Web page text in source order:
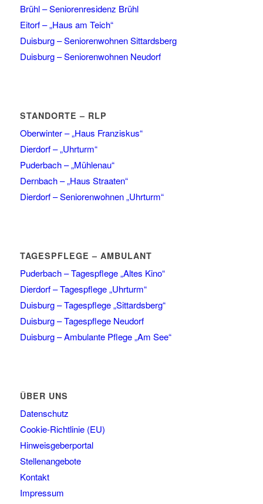
Brühl – Seniorenresidenz Brühl
Eitorf – „Haus am Teich“
Duisburg – Seniorenwohnen Sittardsberg
Duisburg – Seniorenwohnen Neudorf
STANDORTE – RLP
Oberwinter – „Haus Franziskus“
Dierdorf – „Uhrturm“
Puderbach – „Mühlenau“
Dernbach – „Haus Straaten“
Dierdorf – Seniorenwohnen „Uhrturm“
TAGESPFLEGE – AMBULANT
Puderbach – Tagespflege „Altes Kino“
Dierdorf – Tagespflege „Uhrturm“
Duisburg – Tagespflege „Sittardsberg“
Duisburg – Tagespflege Neudorf
Duisburg – Ambulante Pflege „Am See“
ÜBER UNS
Datenschutz
Cookie-Richtlinie (EU)
Hinweisgeberportal
Stellenangebote
Kontakt
Impressum